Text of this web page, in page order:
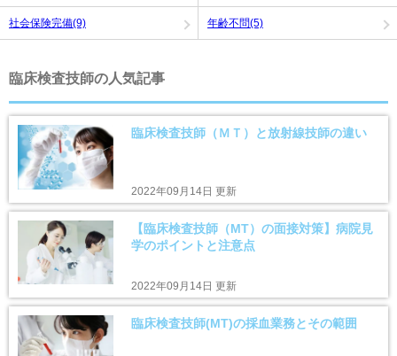
社会保険完備(9) 年齢不問(5)
臨床検査技師の人気記事
臨床検査技師（ＭＴ）と放射線技師の違い
2022年09月14日 更新
【臨床検査技師（MT）の面接対策】病院見
学のポイントと注意点
2022年09月14日 更新
臨床検査技師(MT)の採血業務とその範囲